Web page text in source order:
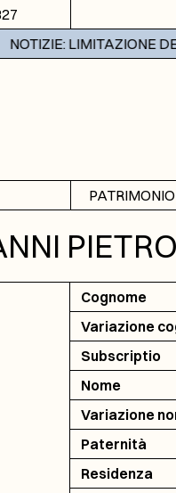
LIMITAZIONE DEL
PATRIMONIO
Banche dati
PIETRO
Cognome
Variazione
Subscriptio
Nome
Variazione
Paternità
Residenza